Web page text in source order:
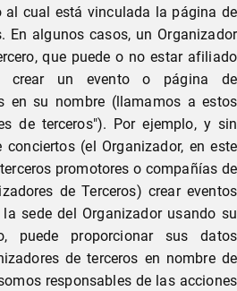
al cual está vinculada la página de
En algunos casos, un Organizador
que puede o no estar afiliado
crear un evento o página de
en su nombre (llamamos a estos
de terceros"). Por ejemplo, y sin
(el Organizador, en este
promotores o compañías de
de Terceros) crear eventos
sede del Organizador usando su
puede proporcionar sus datos
de terceros en nombre de
responsables de las acciones